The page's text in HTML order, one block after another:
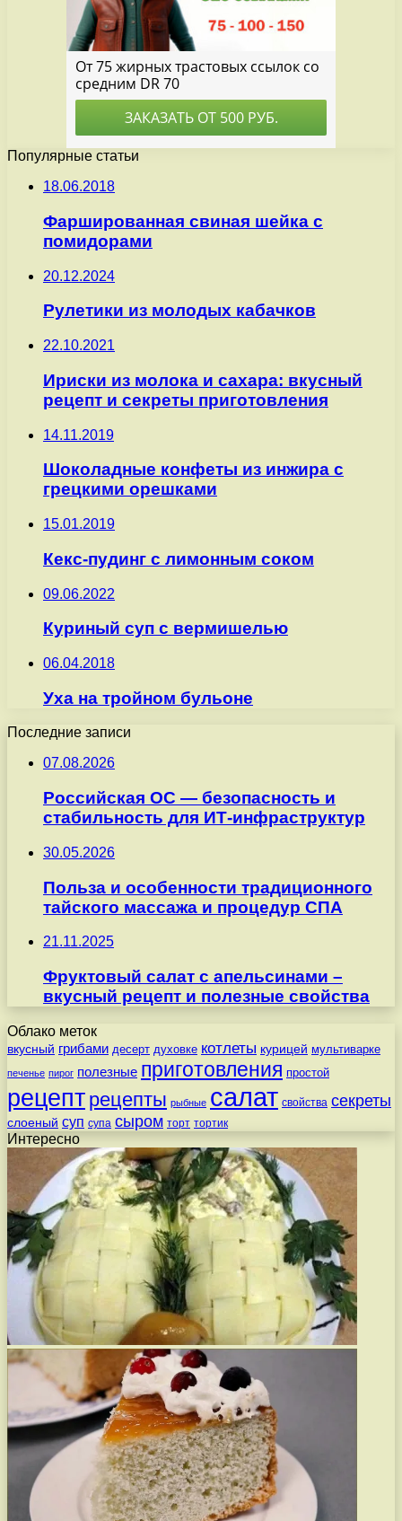
Популярные статьи
18.06.2018
Фаршированная свиная шейка с
помидорами
20.12.2024
Рулетики из молодых кабачков
22.10.2021
Ириски из молока и сахара: вкусный
рецепт и секреты приготовления
14.11.2019
Шоколадные конфеты из инжира с
грецкими орешками
15.01.2019
Кекс-пудинг с лимонным соком
09.06.2022
Куриный суп с вермишелью
06.04.2018
Уха на тройном бульоне
Последние записи
07.08.2026
Российская ОС — безопасность и
стабильность для ИТ-инфраструктур
30.05.2026
Польза и особенности традиционного
тайского массажа и процедур СПА
21.11.2025
Фруктовый салат с апельсинами –
вкусный рецепт и полезные свойства
Облако меток
вкусный грибами десерт духовке котлеты курицей мультиварке
печенье пирог полезные приготовления простой
рецепт рецепты рыбные салат свойства секреты
слоеный суп супа сыром торт тортик
Интересно